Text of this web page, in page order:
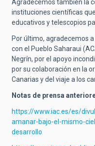
Agradecemos también la
instituciones científicas
educativos y telescopios
Por último, agradecemos
con el Pueblo Saharaui
Negrín, por el apoyo
por su colaboración en la
Canarias y del viaje a los
Notas de prensa
https://www.iac.es/es/
amanar-bajo-el-mismo-
desarrollo